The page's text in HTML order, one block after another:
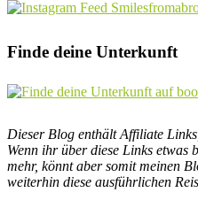
Finde deine Unterkunft
Dieser Blog enthält Affiliate
Wenn ihr über diese Links etwas
mehr, könnt aber somit meinen
weiterhin diese ausführlichen